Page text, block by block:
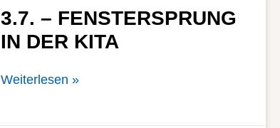
3.7. – FENSTERSPRUNG
IN DER KITA
Weiterlesen »